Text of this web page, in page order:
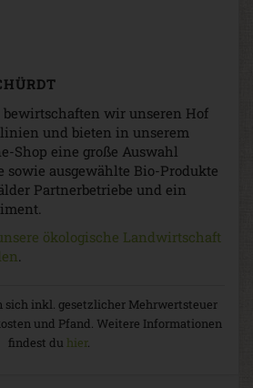
bewirtschaften wir unseren Hof
und bieten in unserem
Shop eine große Auswahl
sowie ausgewählte Bio-Produkte
Partnerbetriebe und ein
ökologische Landwirtschaft
.
sich inkl. gesetzlicher Mehrwertsteuer
und Pfand. Weitere Informationen
findest du hier.